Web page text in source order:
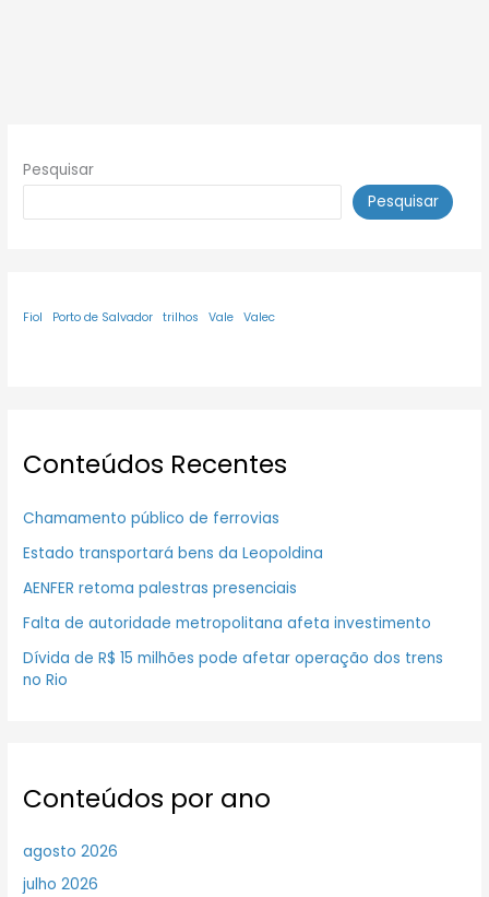
Pesquisar
Pesquisar
Fiol Porto de Salvador trilhos Vale Valec
Conteúdos Recentes
Chamamento público de ferrovias
Estado transportará bens da Leopoldina
AENFER retoma palestras presenciais
Falta de autoridade metropolitana afeta investimento
Dívida de R$ 15 milhões pode afetar operação dos trens
no Rio
Conteúdos por ano
agosto 2026
julho 2026